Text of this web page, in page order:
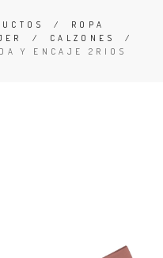
/ ROPA
/ CALZONES
/
Y ENCAJE 2RIOS